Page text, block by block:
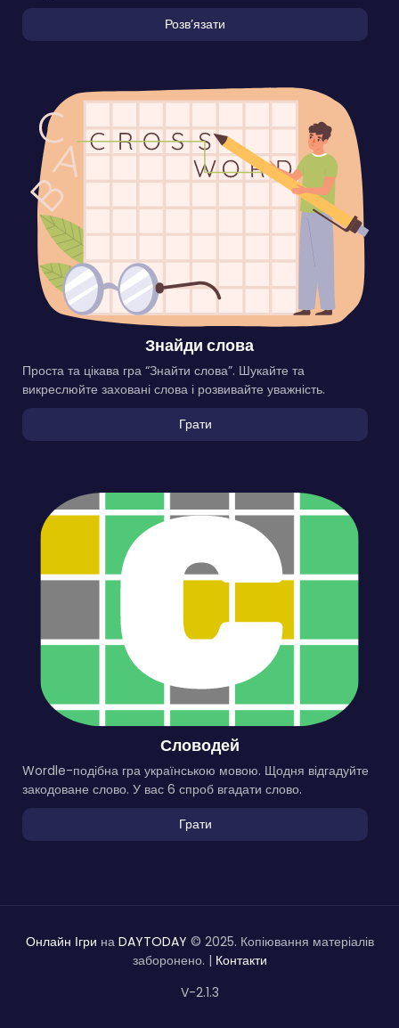
Розвʼязати
Знайди слова
Проста та цікава гра “Знайти слова”. Шукайте та
викреслюйте заховані слова і розвивайте уважність.
Грати
Словодей
Wordle-подібна гра українською мовою. Щодня відгадуйте
закодоване слово. У вас 6 спроб вгадати слово.
Грати
Онлайн Ігри на DAYTODAY © 2025. Копіювання матеріалів
заборонено. | Контакти
V-2.1.3